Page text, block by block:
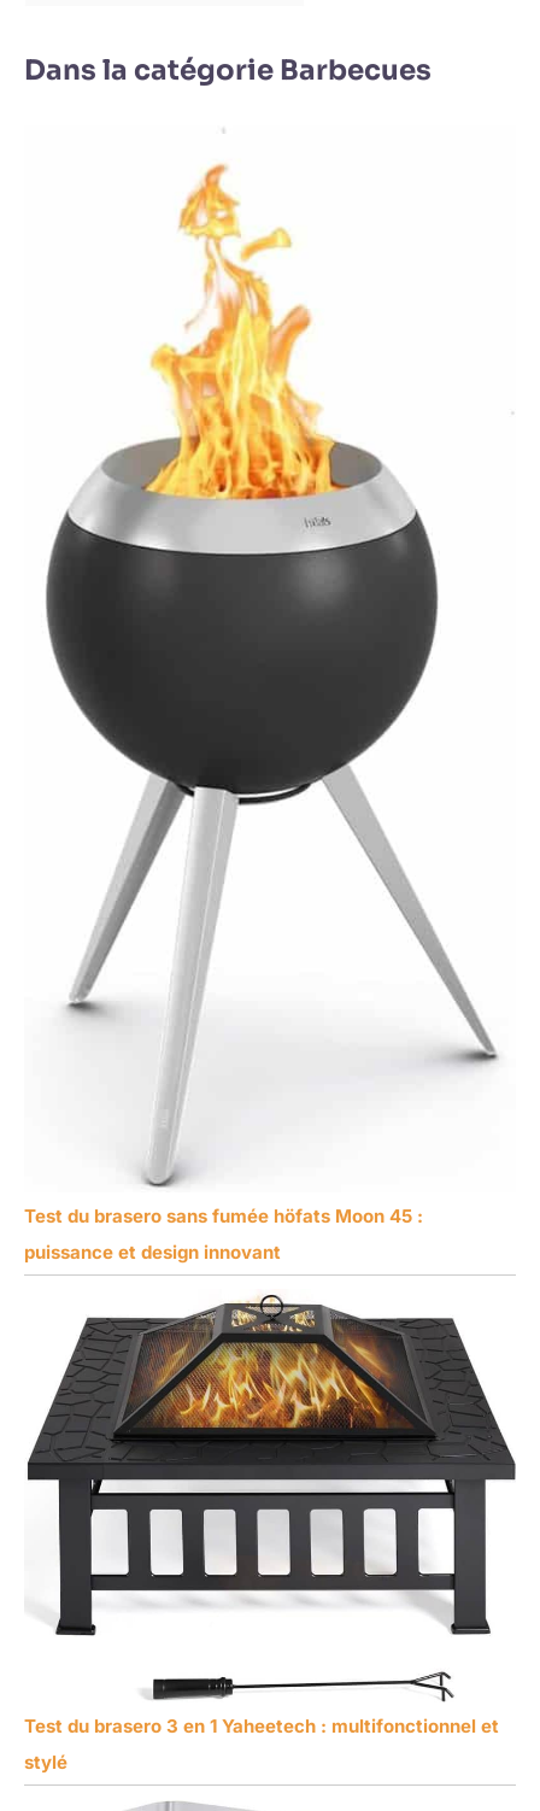
Dans la catégorie Barbecues
Test du brasero sans fumée höfats Moon 45 :
puissance et design innovant
Test du brasero 3 en 1 Yaheetech : multifonctionnel et
stylé